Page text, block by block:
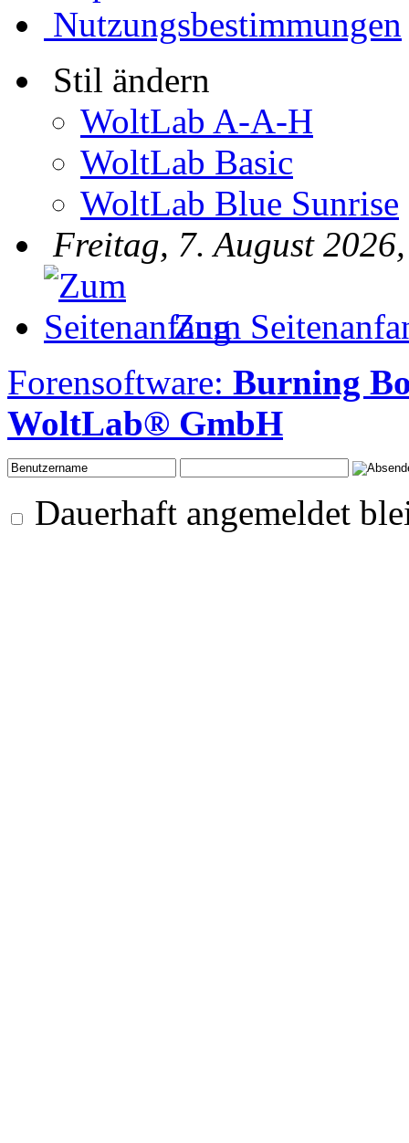
Nutzungsbestimmungen
Stil ändern
WoltLab A-A-H
WoltLab Basic
WoltLab Blue Sunrise
Freitag, 7. August
Zum
Forensoftware: Burning
WoltLab® GmbH
Dauerhaft angemeldet